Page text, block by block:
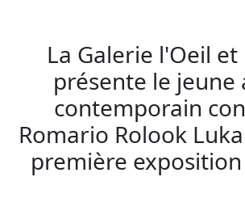
La Galerie l'Oeil et
présente le jeune
contemporain
Romario Rolook
première exposition